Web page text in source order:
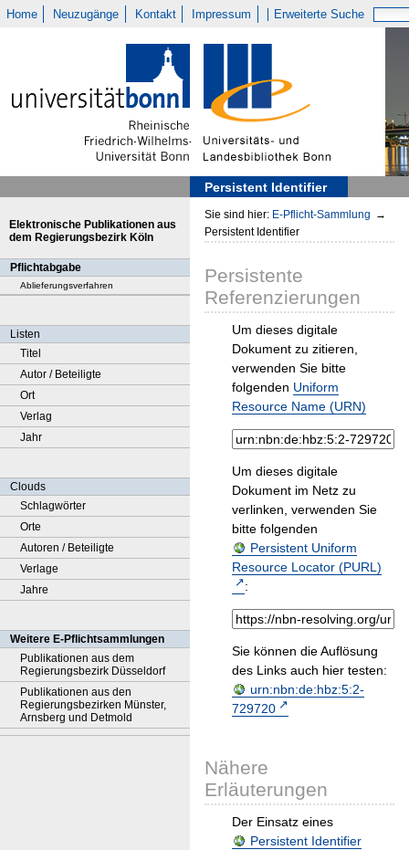
Home Neuzugänge Kontakt Impressum Erweiterte Suche
Persistent Identifier
Elektronische Publikationen aus
dem Regierungsbezirk Köln
Pflichtabgabe
Ablieferungsverfahren
Listen
Titel
Autor / Beteiligte
Ort
Verlag
Jahr
Clouds
Schlagwörter
Orte
Autoren / Beteiligte
Verlage
Jahre
Weitere E-Pflichtsammlungen
Publikationen aus dem
Regierungsbezirk Düsseldorf
Publikationen aus den
Regierungsbezirken Münster,
Arnsberg und Detmold
Sie sind hier: E-Pflicht-Sammlung →
Persistent Identifier
Persistente
Referenzierungen
Um dieses digitale
Dokument zu zitieren,
verwenden Sie bitte
folgenden Uniform
Resource Name (URN)
Um dieses digitale
Dokument im Netz zu
verlinken, verwenden Sie
bitte folgenden
Persistent Uniform
Resource Locator (PURL)
:
Sie können die Auflösung
des Links auch hier testen:
urn:nbn:de:hbz:5:2-
729720
Nähere
Erläuterungen
Der Einsatz eines
Persistent Identifier